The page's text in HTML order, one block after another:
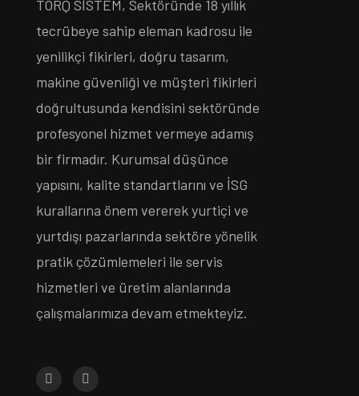
TORQ SİSTEM, Sektöründe 18 yıllık
tecrübeye sahip eleman kadrosu ile
yenilikçi fikirleri, doğru tasarım,
makine güvenliği ve müşteri fikirleri
doğrultusunda kendisini sektöründe
profesyonel hizmet vermeye adamış
bir firmadır. Kurumsal düşünce
yapısını, kalite standartlarını ve İSG
kurallarına önem vererek yurtiçi ve
yurtdışı pazarlarında sektöre yönelik
pratik çözümlemeleri ile servis
hizmetleri ve üretim alanlarında
çalışmalarımıza devam etmekteyiz.